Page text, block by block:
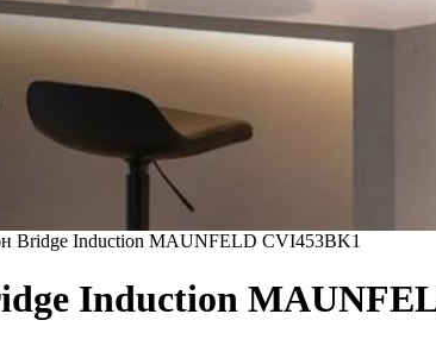
Bridge Induction MAUNFELD CVI453BK1
Induction